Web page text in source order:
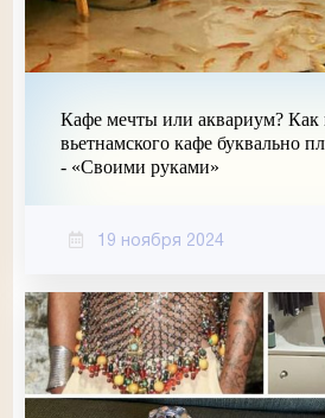
Кафе мечты или аквариум? Как
вьетнамского кафе буквально
- «Своими руками»
19 ноября 2024